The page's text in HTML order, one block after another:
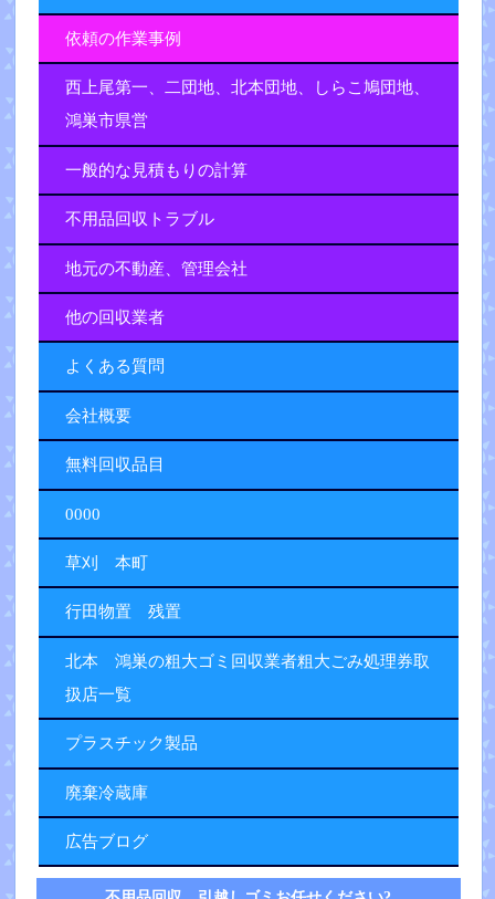
依頼の作業事例
西上尾第一、二団地、北本団地、しらこ鳩団地、
鴻巣市県営
一般的な見積もりの計算
不用品回収トラブル
地元の不動産、管理会社
他の回収業者
よくある質問
会社概要
無料回収品目
0000
草刈 本町
行田物置 残置
北本 鴻巣の粗大ゴミ回収業者粗大ごみ処理券取
扱店一覧
プラスチック製品
廃棄冷蔵庫
広告ブログ